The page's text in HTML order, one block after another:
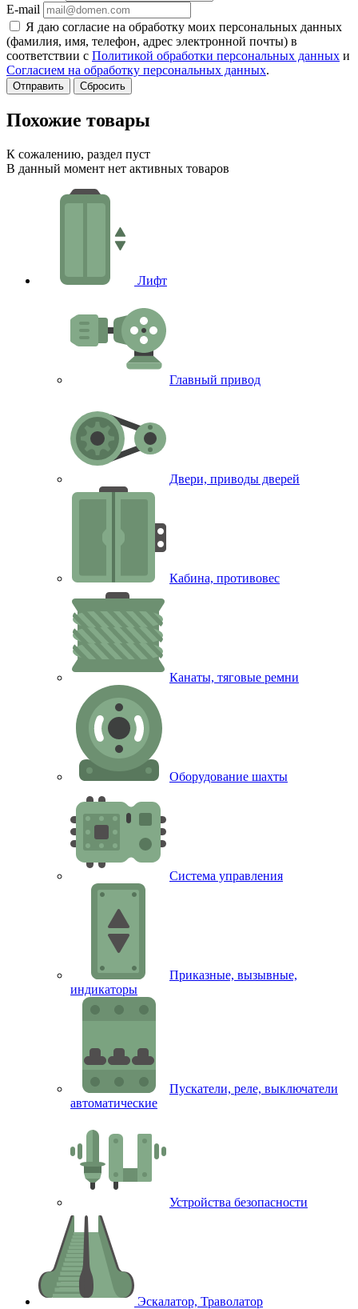
E-mail
Я даю согласие на обработку моих персональных данных
(фамилия, имя, телефон, адрес электронной почты) в
соответствии с Политикой обработки персональных данных и
Согласием на обработку персональных данных.
Сбросить
Похожие товары
К сожалению, раздел пуст
В данный момент нет активных товаров
Лифт
Главный привод
Двери, приводы дверей
Кабина, противовес
Канаты, тяговые ремни
Оборудование шахты
Система управления
Приказные, вызывные,
индикаторы
Пускатели, реле, выключатели
автоматические
Устройства безопасности
Эскалатор, Траволатор